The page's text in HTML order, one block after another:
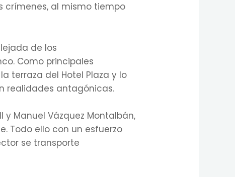
crímenes, al mismo tiempo
de los
Como principales
terraza del Hotel Plaza y lo
realidades antagónicas.
Manuel Vázquez Montalbán,
Todo ello con un esfuerzo
se transporte